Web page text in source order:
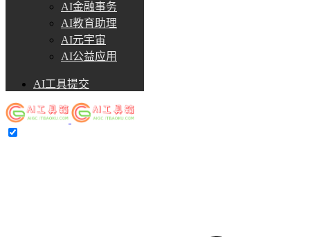
AI金融事务
AI教育助理
AI元宇宙
AI公益应用
AI工具提交